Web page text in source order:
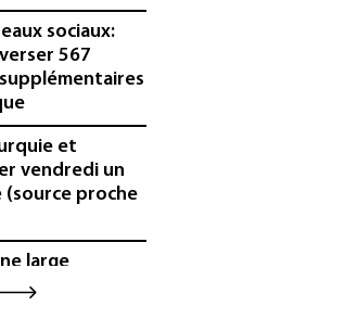
sociaux:
567
et
vendredi un
(source proche
large